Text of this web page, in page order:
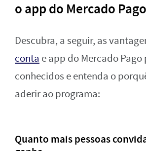
o app do Mercado
Descubra, a seguir, as
conta e app do Mercado Pago
conhecidos e entenda o
aderir ao programa:
Quanto mais pessoas